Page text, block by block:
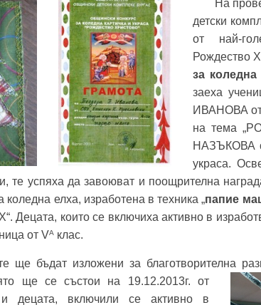
На
детски
от най-
Рождество
за коледна
заеха
ИВАНОВА
на тема
НАЗЪКОВА
украса.
те успяха да завоюват и поощрителна
коледна елха, изработена в техника „папие
Децата, които се включиха активно в
от VA клас.
бъдат изложени за благотворителна
ще се състои на 19.12.2013г. от
и децата, включили се активно в